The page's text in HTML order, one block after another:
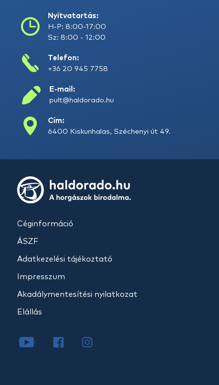
Nyitvatartás:
H-P: 8:00-17:00
Sz: 8:00 - 12:00
Telefon:
+36 20 945 7758
E-mail:
pult@haldorado.hu
Cím:
6400 Kiskunhalas, Széchenyi út 49.
Céginformáció
ÁSZF
Adatkezelési tájékoztató
Impresszum
Akadálymentesítési nyilatkozat
Elállás